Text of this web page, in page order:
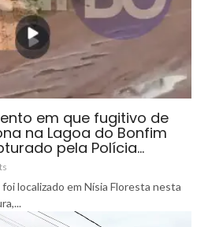
em que fugitivo de
na Lagoa do Bonfim
pela Polícia…
localizado em Nísia Floresta nesta